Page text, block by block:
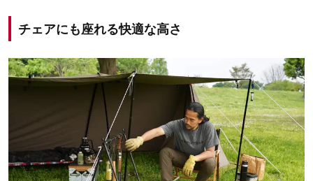
チェアにも座れる快適な高さ